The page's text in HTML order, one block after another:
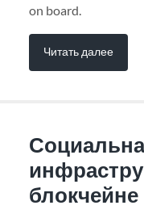
on board.
Читать далее
блокчейне